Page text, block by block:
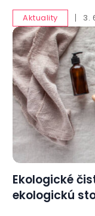
Aktuality 3.
Ekologické
ekologickú